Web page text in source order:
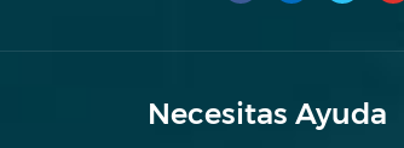
Necesitas Ayuda